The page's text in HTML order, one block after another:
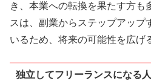
き、本業への転換を果たす方も
スは、副業からステップアップ
いるため、将来の可能性を広げ
独立してフリーランスになる